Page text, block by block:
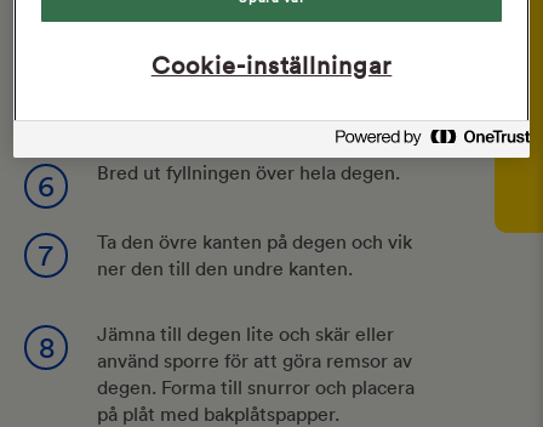
Kavla ut degen till en lång rektangel,
6 Bred ut fyllningen över hela degen.
7
Ta den övre kanten på degen och vik
ner den till den undre kanten.
8
Jämna till degen lite och skär eller
använd sporre för att göra remsor av
degen. Forma till snurror och placera
på plåt med bakplåtspapper.
Cookie-inställningar